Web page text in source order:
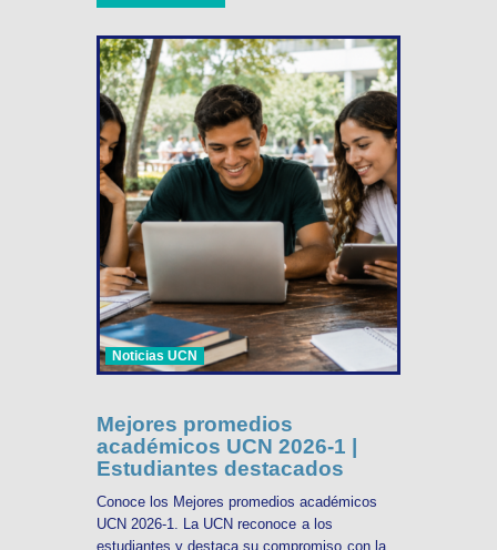
Noticias UCN
Mejores promedios
académicos UCN 2026-1 |
Estudiantes destacados
Conoce los Mejores promedios académicos
UCN 2026-1. La UCN reconoce a los
estudiantes y destaca su compromiso con la